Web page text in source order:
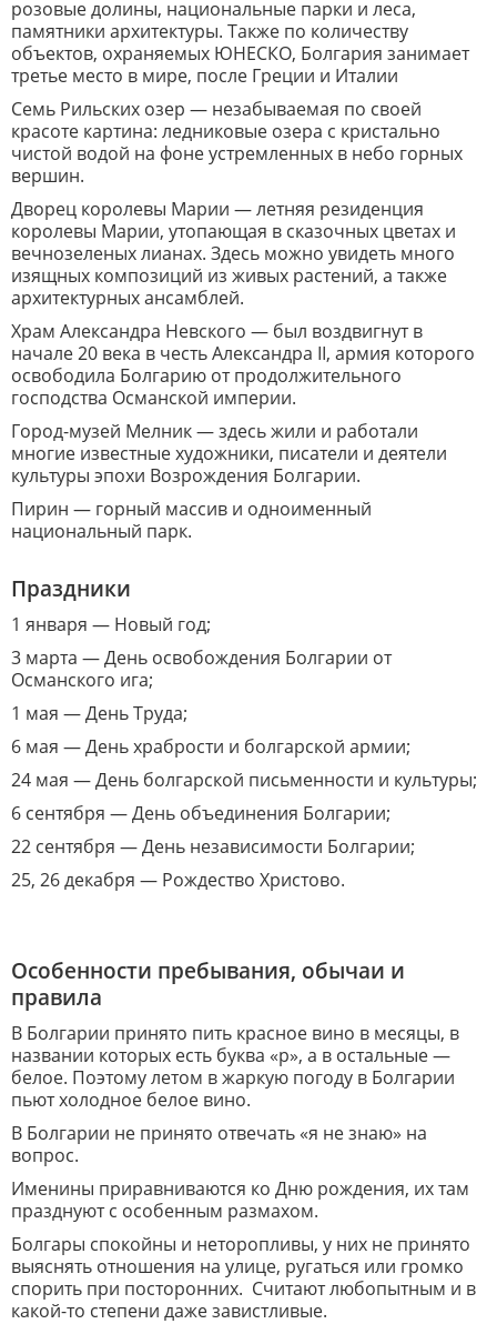
розовые долины, национальные парки и леса,
памятники архитектуры. Также по количеству
объектов, охраняемых ЮНЕСКО, Болгария занимает
третье место в мире, после Греции и Италии
Семь Рильских озер — незабываемая по своей
красоте картина: ледниковые озера с кристально
чистой водой на фоне устремленных в небо горных
вершин.
Дворец королевы Марии — летняя резиденция
королевы Марии, утопающая в сказочных цветах и
вечнозеленых лианах. Здесь можно увидеть много
изящных композиций из живых растений, а также
архитектурных ансамблей.
Храм Александра Невского — был воздвигнут в
начале 20 века в честь Александра II, армия которого
освободила Болгарию от продолжительного
господства Османской империи.
Город-музей Мелник — здесь жили и работали
многие известные художники, писатели и деятели
культуры эпохи Возрождения Болгарии.
Пирин — горный массив и одноименный
национальный парк.
Праздники
1 января — Новый год;
3 марта — День освобождения Болгарии от
Османского ига;
1 мая — День Труда;
6 мая — День храбрости и болгарской армии;
24 мая — День болгарской письменности и культуры;
6 сентября — День объединения Болгарии;
22 сентября — День независимости Болгарии;
25, 26 декабря — Рождество Христово.
Особенности пребывания, обычаи и
правила
В Болгарии принято пить красное вино в месяцы, в
названии которых есть буква «р», а в остальные —
белое. Поэтому летом в жаркую погоду в Болгарии
пьют холодное белое вино.
В Болгарии не принято отвечать «я не знаю» на
вопрос.
Именины приравниваются ко Дню рождения, их там
празднуют с особенным размахом.
Болгары спокойны и неторопливы, у них не принято
выяснять отношения на улице, ругаться или громко
спорить при посторонних. Считают любопытным и в
какой-то степени даже завистливые.